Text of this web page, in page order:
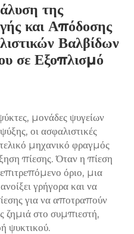
της
και Απόδοσης
Βαλβίδων
σε Εξοπλισμό
μονάδες ψυγείων
οι ασφαλιστικές
μηχανικό φραγμός
πίεσης. Όταν η πίεση
όριο, μια
γρήγορα και να
για να αποτραπούν
ζημιά στο συμπιεστή,
ψυκτικού.